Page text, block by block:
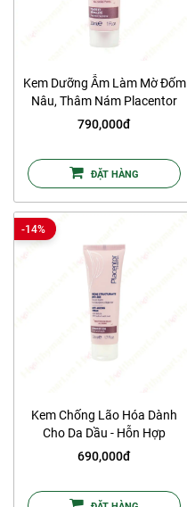
Kem Dưỡng Ẫm Làm Mờ Đốm
Nâu, Thâm Nám Placentor
Corrective Cream
790,000đ
ĐẶT HÀNG
-14%
Kem Chống Lão Hóa Dành
Cho Da Dầu - Hỗn Hợp
Placentor Anti-Ageing Cream
690,000đ